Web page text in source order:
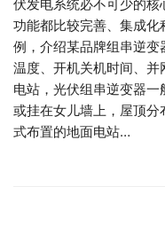
伏发电系统必不可少的
功能都比较完善、集成
例，介绍某品牌组串逆
温度、开机关机时间、
电站，光伏组串逆变器一
或挂在女儿墙上，屋顶
式布置的地面电站…